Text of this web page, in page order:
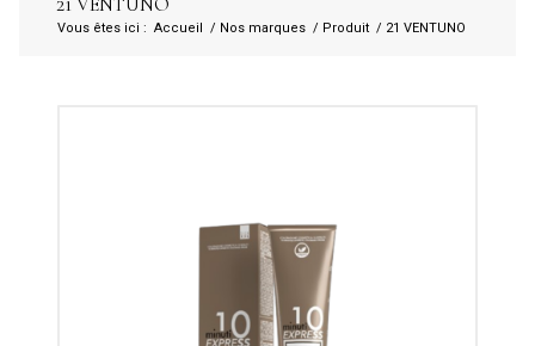
21 VENTUNO
Vous êtes ici : Accueil / Nos marques / Produit / 21 VENTUNO